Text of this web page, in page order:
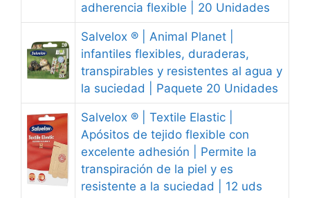
adherencia flexible | 20 Unidades
Salvelox ® | Animal Planet |
infantiles flexibles, duraderas,
transpirables y resistentes al agua y
la suciedad | Paquete 20 Unidades
Salvelox ® | Textile Elastic |
Apósitos de tejido flexible con
excelente adhesión | Permite la
transpiración de la piel y es
resistente a la suciedad | 12 uds